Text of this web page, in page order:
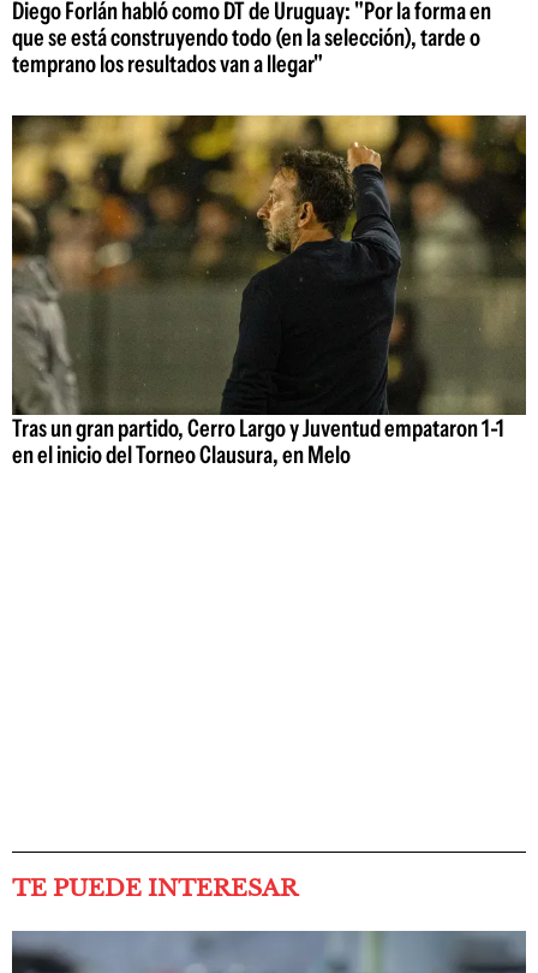
Diego Forlán habló como DT de Uruguay: "Por la forma en
que se está construyendo todo (en la selección), tarde o
temprano los resultados van a llegar"
Tras un gran partido, Cerro Largo y Juventud empataron 1-1
en el inicio del Torneo Clausura, en Melo
TE PUEDE INTERESAR